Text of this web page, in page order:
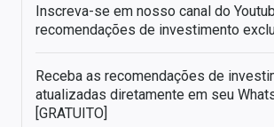
Inscreva-se em nosso canal do
recomendações de investimento
Receba as recomendações de
atualizadas diretamente em seu
[GRATUITO]